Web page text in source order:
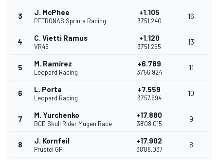
3 J. McPhee
PETRONAS Sprinta Racing
+1.105
37'51.240
16
4 C. Vietti Ramus
VR46
+1.120
37'51.255
13
5 M. Ramírez
Leopard Racing
+6.789
37'56.924
11
6 L. Porta
Leopard Racing
+7.559
37'57.694
10
7 M. Yurchenko
BOE Skull Rider Mugen Race
+17.880
38'08.015
9
8 J. Kornfeil
Prustel GP
+17.902
38'08.037
8